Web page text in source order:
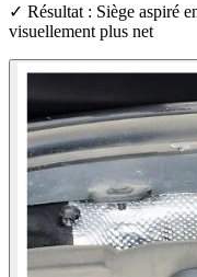
✓ Résultat : Siège aspiré
visuellement plus net